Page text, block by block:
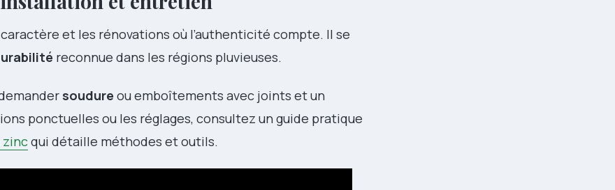
et les rénovations où l’authenticité compte. Il se
reconnue dans les régions pluvieuses.
soudure ou emboîtements avec joints et un
ponctuelles ou les réglages, consultez un guide pratique
zincqui détaille méthodes et outils.